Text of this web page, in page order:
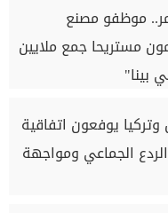
موظفو مصنع
مستريحا جمع ملايين
بينا"
يوفعون اتفاقية
الجماعي ومواجهة